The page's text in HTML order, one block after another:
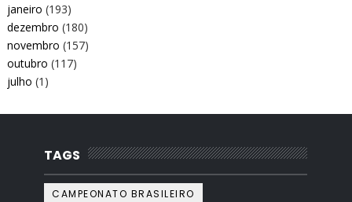
janeiro (193)
dezembro (180)
novembro (157)
outubro (117)
julho (1)
TAGS
CAMPEONATO BRASILEIRO